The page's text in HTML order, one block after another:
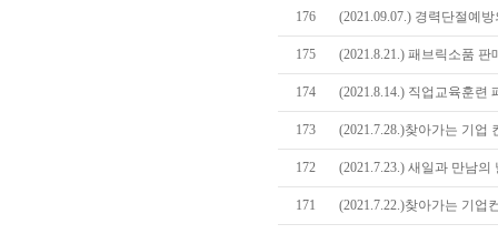
176 (2021.09.07.) 경력단절예
175 (2021.8.21.) 패브릭소품
174 (2021.8.14.) 직업교육훈련
173 (2021.7.28.)찾아가는 기업
172 (2021.7.23.) 새일과 만남의
171 (2021.7.22.)찾아가는 기업